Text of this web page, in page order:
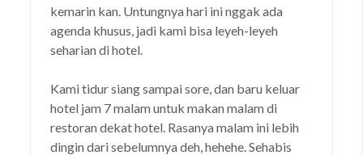
kemarin kan. Untungnya hari ini nggak ada
agenda khusus, jadi kami bisa leyeh-leyeh
seharian di hotel.
Kami tidur siang sampai sore, dan baru keluar
hotel jam 7 malam untuk makan malam di
restoran dekat hotel. Rasanya malam ini lebih
dingin dari sebelumnya deh, hehehe. Sehabis